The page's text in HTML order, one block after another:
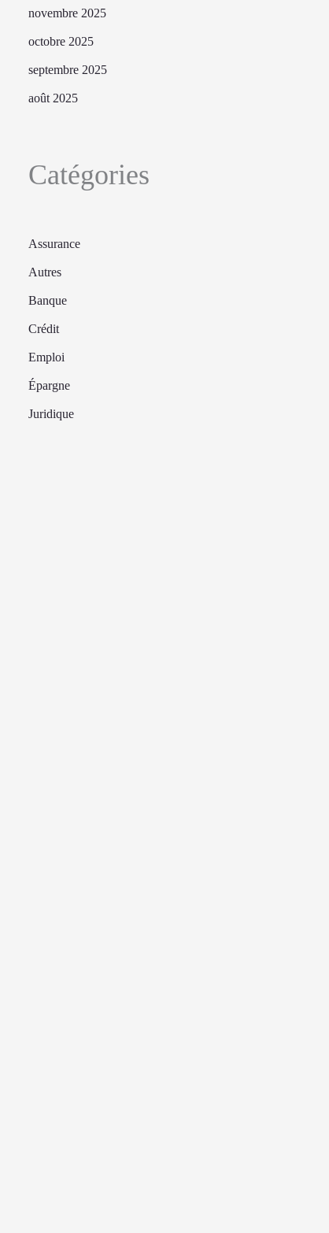
novembre 2025
octobre 2025
septembre 2025
août 2025
Catégories
Assurance
Autres
Banque
Crédit
Emploi
Épargne
Juridique